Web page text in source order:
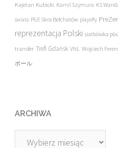
Kajetan Kubicki Kamil Szymura KS
świata PGE Skra Bełchatów playoffy
reprezentacja Polski siatkówka
transfer Trefl Gdańsk VNL Wojciech
ボール
ARCHIWA
Archiwa